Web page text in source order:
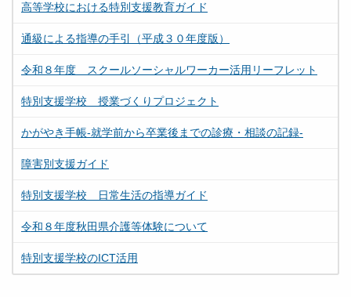
高等学校における特別支援教育ガイド
通級による指導の手引（平成３０年度版）
令和８年度 スクールソーシャルワーカー活用リーフレット
特別支援学校 授業づくりプロジェクト
かがやき手帳-就学前から卒業後までの診療・相談の記録-
障害別支援ガイド
特別支援学校 日常生活の指導ガイド
令和８年度秋田県介護等体験について
特別支援学校のICT活用